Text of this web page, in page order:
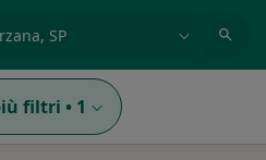
filtri • 1